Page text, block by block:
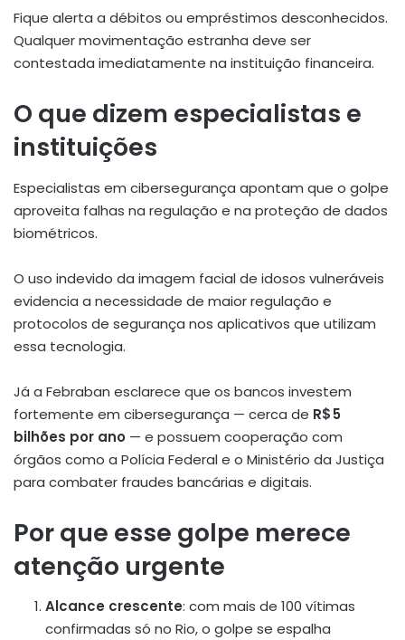
Fique alerta a débitos ou empréstimos desconhecidos.
Qualquer movimentação estranha deve ser
contestada imediatamente na instituição financeira.
O que dizem especialistas e
instituições
Especialistas em cibersegurança apontam que o golpe
aproveita falhas na regulação e na proteção de dados
biométricos.
O uso indevido da imagem facial de idosos vulneráveis
evidencia a necessidade de maior regulação e
protocolos de segurança nos aplicativos que utilizam
essa tecnologia.
Já a Febraban esclarece que os bancos investem
fortemente em cibersegurança — cerca de R$ 5
bilhões por ano — e possuem cooperação com
órgãos como a Polícia Federal e o Ministério da Justiça
para combater fraudes bancárias e digitais.
Por que esse golpe merece
atenção urgente
Alcance crescente: com mais de 100 vítimas
confirmadas só no Rio, o golpe se espalha